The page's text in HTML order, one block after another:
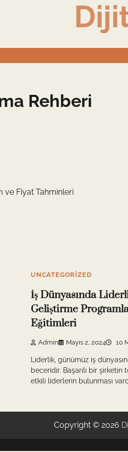
Rehberi
ve Fiyat Tahminleri
UNCATEGORIZED
İş Dünyasında
Geliştirme
Eğitimleri
Admin Mayıs 2, 2024 10
Liderlik, günümüz iş
beceridir. Başarılı bir şirketin
etkili liderlerin bulunması
Copyright © 2026